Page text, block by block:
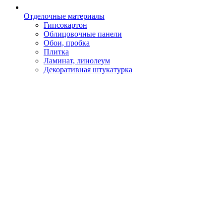
Отделочные материалы
Гипсокартон
Облицовочные панели
Обои, пробка
Плитка
Ламинат, линолеум
Декоративная штукатурка